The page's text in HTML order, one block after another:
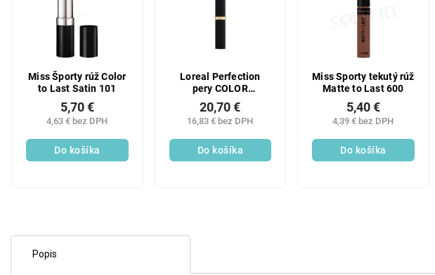
Miss Športy rúž Color
to Last Satin 101
4,63 € bez DPH
5,70 €
Do košíka
Loreal Perfection
pery COLOR
RimmellCHE MATTE
SLIM 346
16,83 € bez DPH
20,70 €
Do košíka
Miss Sporty tekutý rúž
Matte to Last 600
4,39 € bez DPH
5,40 €
Do košíka
Popis